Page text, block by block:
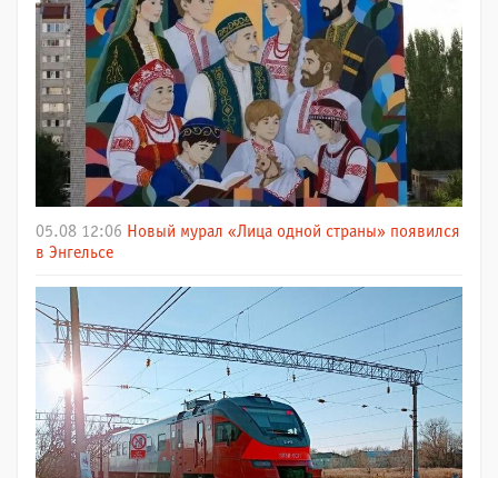
05.08 12:06 Новый мурал «Лица одной страны» появился
в Энгельсе